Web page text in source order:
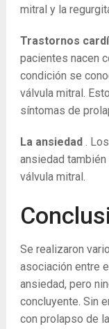
mitral y la
Trastornos
pacientes nacen
condición se
válvula mitral.
síntomas de
La ansiedad.
ansiedad
válvula mitral.
Se realizaron
asociación entre
ansiedad, pero
concluyente. Sin
con prolapso de